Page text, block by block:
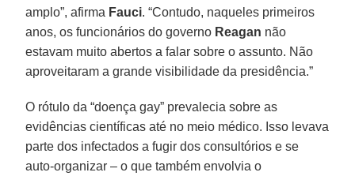
amplo”, afirma Fauci. “Contudo, naqueles primeiros
anos, os funcionários do governo Reagan não
estavam muito abertos a falar sobre o assunto. Não
aproveitaram a grande visibilidade da presidência.”
O rótulo da “doença gay” prevalecia sobre as
evidências científicas até no meio médico. Isso levava
parte dos infectados a fugir dos consultórios e se
auto-organizar – o que também envolvia o